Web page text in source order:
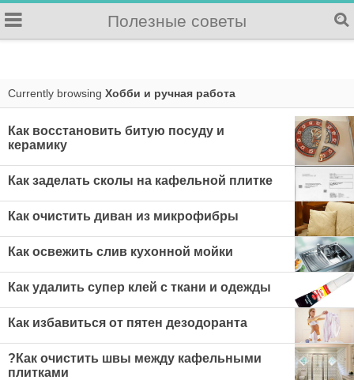
Полезные советы
Currently browsing Хобби и ручная работа
Как восстановить битую посуду и
керамику
Как заделать сколы на кафельной плитке
Как очистить диван из микрофибры
Как освежить слив кухонной мойки
Как удалить супер клей с ткани и одежды
Как избавиться от пятен дезодоранта
?Как очистить швы между кафельными
плитками